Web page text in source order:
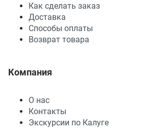
Как сделать заказ
Доставка
Способы оплаты
Возврат товара
Компания
О нас
Контакты
Экскурсии по Калуге